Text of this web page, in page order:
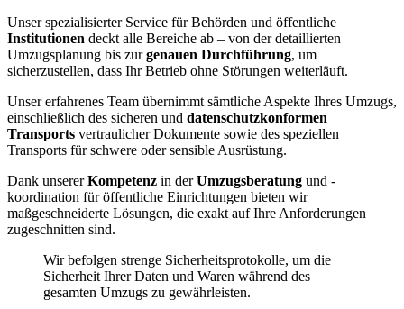
Unser spezialisierter Service für Behörden und öffentliche
Institutionen deckt alle Bereiche ab – von der detaillierten
Umzugsplanung bis zurgenauen Durchführung, um
sicherzustellen, dass Ihr Betrieb ohne Störungen weiterläuft.
Unser erfahrenes Team übernimmt sämtliche Aspekte Ihres Umzugs,
einschließlich des sicheren und datenschutzkonformen
Transports vertraulicher Dokumente sowie des speziellen
Transports für schwere oder sensible Ausrüstung.
Dank unsererKompetenz in derUmzugsberatung und -
koordination für öffentliche Einrichtungen bieten wir
maßgeschneiderte Lösungen, die exakt auf Ihre Anforderungen
zugeschnitten sind.
Wir befolgen strenge Sicherheitsprotokolle, um die
Sicherheit Ihrer Daten und Waren während des
gesamten Umzugs zu gewährleisten.